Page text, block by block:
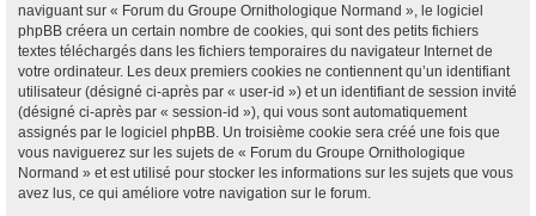
naviguant sur « Forum du Groupe Ornithologique Normand », le logiciel
phpBB créera un certain nombre de cookies, qui sont des petits fichiers
textes téléchargés dans les fichiers temporaires du navigateur Internet de
votre ordinateur. Les deux premiers cookies ne contiennent qu’un identifiant
utilisateur (désigné ci-après par « user-id ») et un identifiant de session invité
(désigné ci-après par « session-id »), qui vous sont automatiquement
assignés par le logiciel phpBB. Un troisième cookie sera créé une fois que
vous naviguerez sur les sujets de « Forum du Groupe Ornithologique
Normand » et est utilisé pour stocker les informations sur les sujets que vous
avez lus, ce qui améliore votre navigation sur le forum.